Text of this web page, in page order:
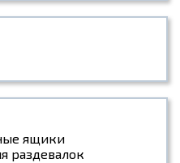
ящики
раздевалок